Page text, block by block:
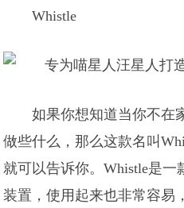
Whistle
如果你想知道当你不在
做些什么，那么这款名叫
就可以告诉你。Whistle是
装置，使用起来也非常容易